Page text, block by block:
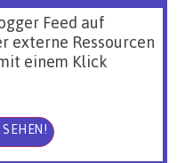
Feed auf
externe Ressourcen
einem Klick